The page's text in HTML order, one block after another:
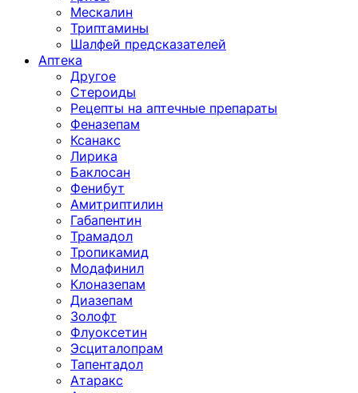
Мескалин
Триптамины
Шалфей предсказателей
Аптека
Другое
Стероиды
Рецепты на аптечные препараты
Феназепам
Ксанакс
Лирика
Баклосан
Фенибут
Амитриптилин
Габапентин
Трамадол
Тропикамид
Модафинил
Клоназепам
Диазепам
Золофт
Флуоксетин
Эсциталопрам
Тапентадол
Атаракс